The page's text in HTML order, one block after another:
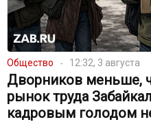
Общество 12:32, 3 августа
Дворников меньше,
рынок труда
кадровым голодом